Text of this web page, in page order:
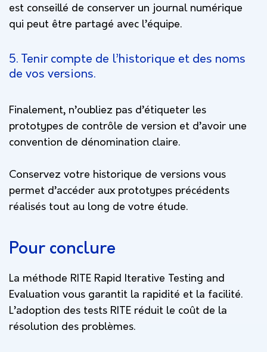
est conseillé de conserver un journal numérique
qui peut être partagé avec l’équipe.
5. Tenir compte de l’historique et des noms
de vos versions.
Finalement, n’oubliez pas d’étiqueter les
prototypes de contrôle de version et d’avoir une
convention de dénomination claire.
Conservez votre historique de versions vous
permet d’accéder aux prototypes précédents
réalisés tout au long de votre étude.
Pour conclure
La méthode RITE Rapid Iterative Testing and
Evaluation vous garantit la rapidité et la facilité.
L’adoption des tests RITE réduit le coût de la
résolution des problèmes.